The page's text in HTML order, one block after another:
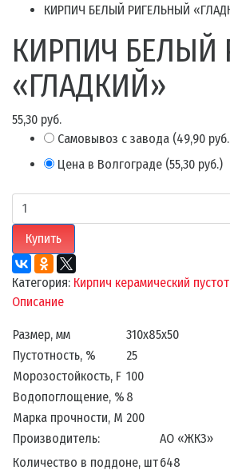
КИРПИЧ БЕЛЫЙ РИГЕЛЬНЫЙ
КИРПИЧ БЕЛЫЙ
«ГЛАДКИЙ»
55,30 руб.
Самовывоз с завода (49,90 руб.
Цена в Волгограде (55,30 руб.)
Купить
Категория: Кирпич керамический
Описание
Размер, мм
310х85х50
Пустотность, %
25
Морозостойкость, F 100
Водопоглощение, % 8
Марка прочности, М 200
Производитель:
АО «ЖКЗ»
Количество в поддоне, шт648